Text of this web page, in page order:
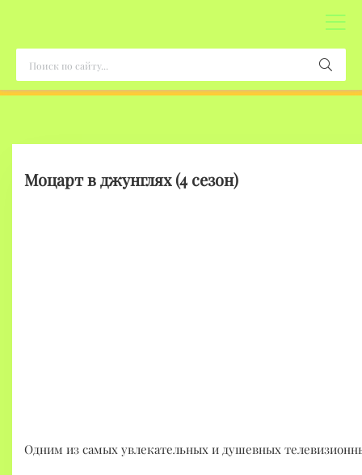
Моцарт в джунглях (4 сезон)
Одним из самых увлекательных и душевных